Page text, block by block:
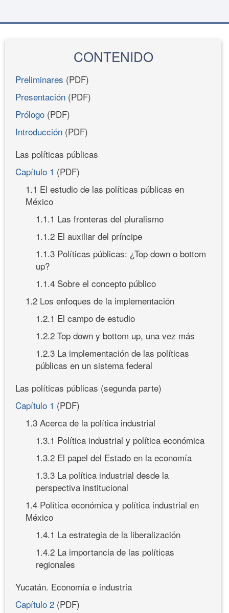
CONTENIDO
Preliminares (PDF)
Presentación (PDF)
Prólogo (PDF)
Introducción (PDF)
Las políticas públicas
Capítulo 1 (PDF)
1.1 El estudio de las políticas públicas en
México
1.1.1 Las fronteras del pluralismo
1.1.2 El auxiliar del príncipe
1.1.3 Políticas públicas: ¿Top down o bottom
up?
1.1.4 Sobre el concepto público
1.2 Los enfoques de la implementación
1.2.1 El campo de estudio
1.2.2 Top down y bottom up, una vez más
1.2.3 La implementación de las políticas
públicas en un sistema federal
Las políticas públicas (segunda parte)
Capítulo 1 (PDF)
1.3 Acerca de la política industrial
1.3.1 Política industrial y política económica
1.3.2 El papel del Estado en la economía
1.3.3 La política industrial desde la
perspectiva institucional
1.4 Política económica y política industrial en
México
1.4.1 La estrategia de la liberalización
1.4.2 La importancia de las políticas
regionales
Yucatán. Economía e industria
Capítulo 2 (PDF)